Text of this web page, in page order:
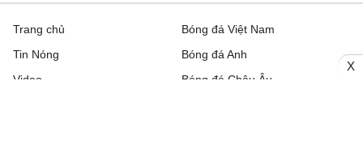
Trang chủ
Tin Nóng
Video
Bóng đá Việt Nam
Bóng đá Anh
Bóng đá Châu Âu
X